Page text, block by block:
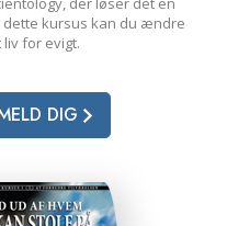
dette kursus kan du ændre
liv for evigt.
DIG